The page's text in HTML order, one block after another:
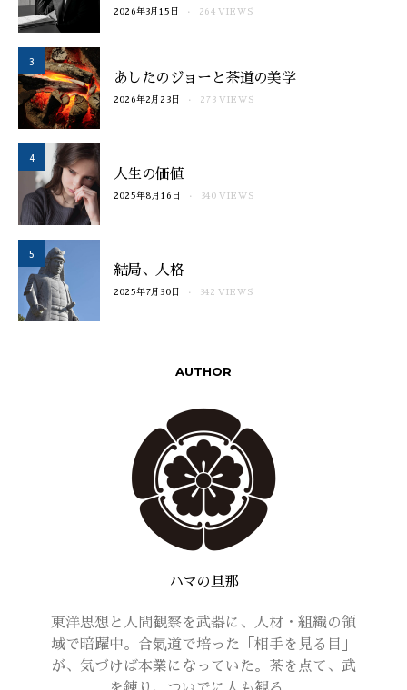
2026年3月15日 264 VIEWS
3
あしたのジョーと茶道の美学
2026年2月23日 273 VIEWS
4
人生の価値
2025年8月16日 340 VIEWS
5
結局、人格
2025年7月30日 342 VIEWS
AUTHOR
ハマの旦那
東洋思想と人間観察を武器に、人材・組織の領
域で暗躍中。合氣道で培った「相手を見る目」
が、気づけば本業になっていた。茶を点て、武